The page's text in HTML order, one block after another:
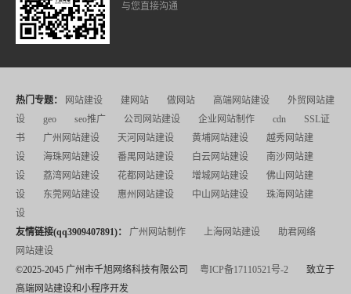
与您直接沟通
热门专题： 网站建设 建网站 做网站 高端网站建设
外贸网站建
设
geo seo推广 公司网站建设 企业网站制作 cdn
SSL证
书
广州网站建设 天河网站建设 黄埔网站建设
越秀网站建
设
海珠网站建设 番禺网站建设 白云网站建设
南沙网站建
设
荔湾网站建设 花都网站建设 增城网站建设
佛山网站建
设
东莞网站建设 惠州网站建设 中山网站建设
珠海网站建
设
友情链接(qq3909407891)：
广州网站制作 上海网站建设
助君网络
网站建设
©2025-2045 广州市千旭网络科技有限公司
粤ICP备17110521号-2
致立于
高端网站建设和小程序开发